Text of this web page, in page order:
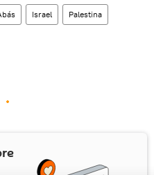
Israel Palestina